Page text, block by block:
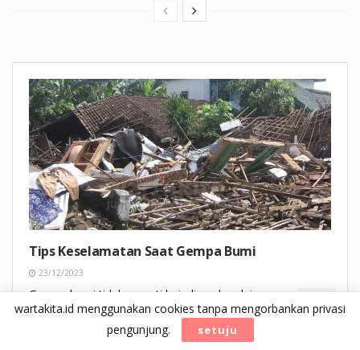
Tips Keselamatan Saat Gempa Bumi
23/12/2023
Gempa bumi tidak seperti kejadian alam lainnya yang
masih bisa diprediksi jauh-jauh hari dengan lebih akurat.
DETAILS
wartakita.id menggunakan cookies tanpa mengorbankan privasi
pengunjung.
setuju